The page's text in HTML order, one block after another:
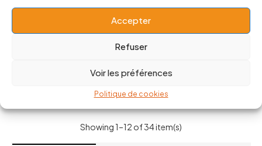
Accepter
Refuser
Voir les préférences
Politique de cookies
19,90€
Showing 1–12 of 34 item(s)